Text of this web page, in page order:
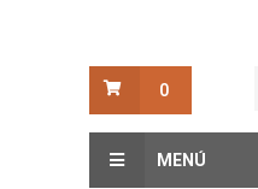
0
MENÚ